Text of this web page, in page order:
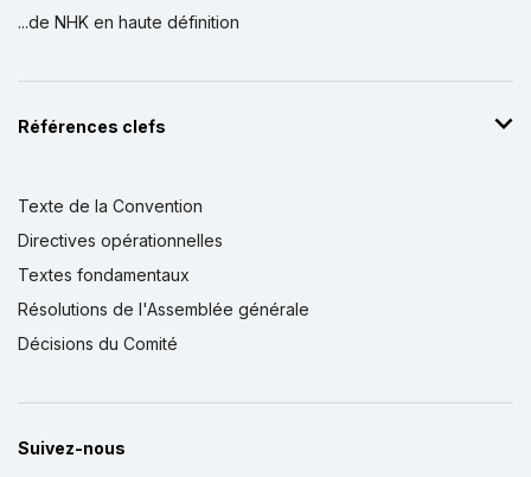
...de NHK en haute définition
Références clefs
Texte de la Convention
Directives opérationnelles
Textes fondamentaux
Résolutions de l'Assemblée générale
Décisions du Comité
Suivez-nous